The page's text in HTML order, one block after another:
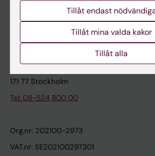
Karolinska Institutet Innovation
Kontakta presstjänsten
Karolinska Institutet
171 77 Stockholm
Tel: 08-524 800 00
Org.nr: 202100-2973
VAT.nr: SE202100297301
Tillåt endast
Tillåt mina valda kakor
Tillåt alla